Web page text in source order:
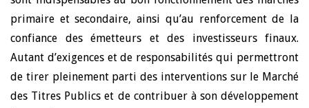
primaire et secondaire, ainsi qu’au renforcement de la
confiance des émetteurs et des investisseurs finaux.
Autant d’exigences et de responsabilités qui permettront
de tirer pleinement parti des interventions sur le Marché
des Titres Publics et de contribuer à son développement